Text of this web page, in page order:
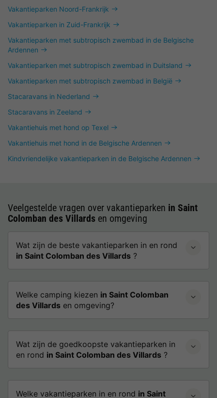
Vakantieparken Noord-Frankrijk
Vakantieparken in Zuid-Frankrijk
Vakantieparken met subtropisch zwembad in de Belgische
Ardennen
Vakantieparken met subtropisch zwembad in Duitsland
Vakantieparken met subtropisch zwembad in België
Stacaravans in Nederland
Stacaravans in Zeeland
Vakantiehuis met hond op Texel
Vakantiehuis met hond in de Belgische Ardennen
Kindvriendelijke vakantieparken in de Belgische Ardennen
Veelgestelde vragen over vakantieparken in Saint
Colomban des Villards en omgeving
Wat zijn de beste vakantieparken in en rond
in Saint Colomban des Villards ?
Welke camping kiezen in Saint Colomban
des Villards en omgeving?
Wat zijn de goedkoopste vakantieparken in
en rond in Saint Colomban des Villards ?
Welke vakantieparken in en rond in Saint